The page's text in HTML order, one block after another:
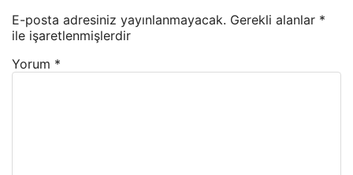
E-posta adresiniz yayınlanmayacak. Gerekli alanlar *
ile işaretlenmişlerdir
Yorum *